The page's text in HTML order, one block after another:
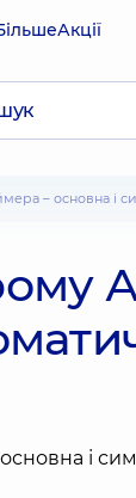
Акції
– основна і